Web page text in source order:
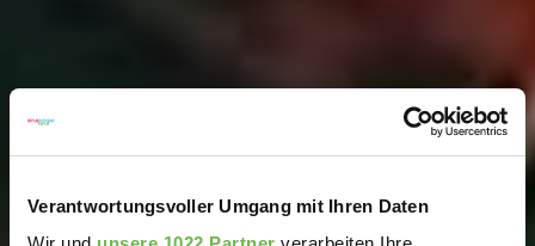
Verantwortungsvoller Umgang mit Ihren Daten